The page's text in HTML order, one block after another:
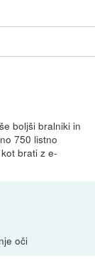
boljši bralniki in
750 listno
brati z e-
oči